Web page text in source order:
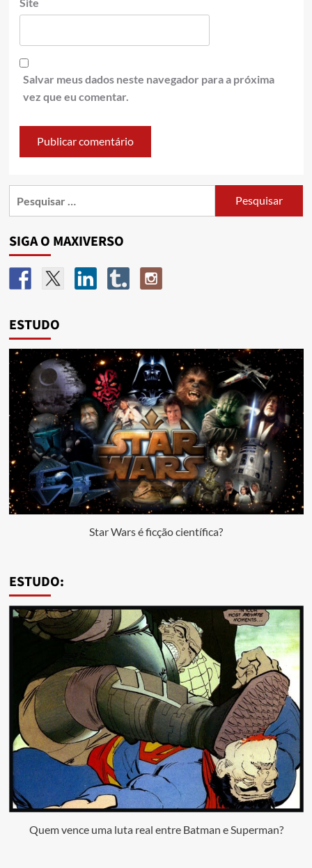
Salvar meus dados neste navegador para a próxima
vez que eu comentar.
SIGA O MAXIVERSO
ESTUDO
Star Wars é ficção científica?
ESTUDO:
Quem vence uma luta real entre Batman e Superman?